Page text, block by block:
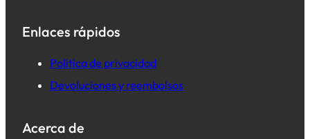
Enlaces rápidos
Política de privacidad
Devoluciones y reembolsos
Acerca de